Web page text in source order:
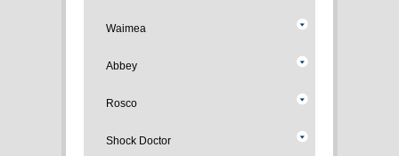
Waimea
Abbey
Rosco
Shock Doctor